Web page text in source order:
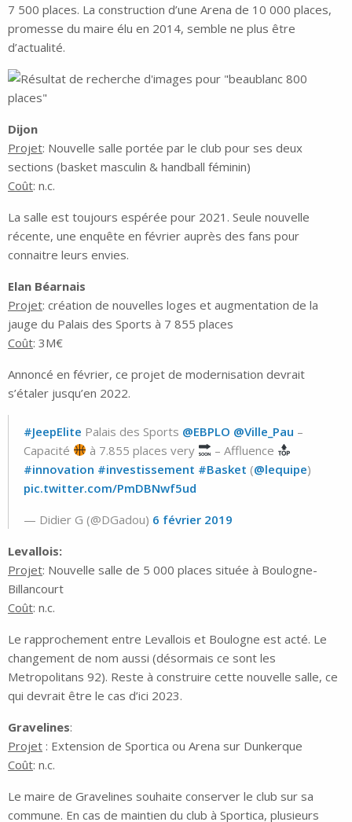
7 500 places. La construction d’une Arena de 10 000 places,
promesse du maire élu en 2014, semble ne plus être
d’actualité.
Dijon
Projet: Nouvelle salle portée par le club pour ses deux
sections (basket masculin & handball féminin)
Coût: n.c.
La salle est toujours espérée pour 2021. Seule nouvelle
récente, une enquête en février auprès des fans pour
connaitre leurs envies.
Elan Béarnais
Projet: création de nouvelles loges et augmentation de la
jauge du Palais des Sports à 7 855 places
Coût: 3M€
Annoncé en février, ce projet de modernisation devrait
s’étaler jusqu’en 2022.
#JeepElite Palais des Sports @EBPLO @Ville_Pau –
Capacité
à 7.855 places very
– Affluence
#innovation #investissement #Basket (@lequipe)
pic.twitter.com/PmDBNwf5ud
— Didier G (@DGadou) 6 février 2019
Levallois:
Projet: Nouvelle salle de 5 000 places située à Boulogne-
Billancourt
Coût: n.c.
Le rapprochement entre Levallois et Boulogne est acté. Le
changement de nom aussi (désormais ce sont les
Metropolitans 92). Reste à construire cette nouvelle salle, ce
qui devrait être le cas d’ici 2023.
Gravelines:
Projet : Extension de Sportica ou Arena sur Dunkerque
Coût: n.c.
Le maire de Gravelines souhaite conserver le club sur sa
commune. En cas de maintien du club à Sportica, plusieurs